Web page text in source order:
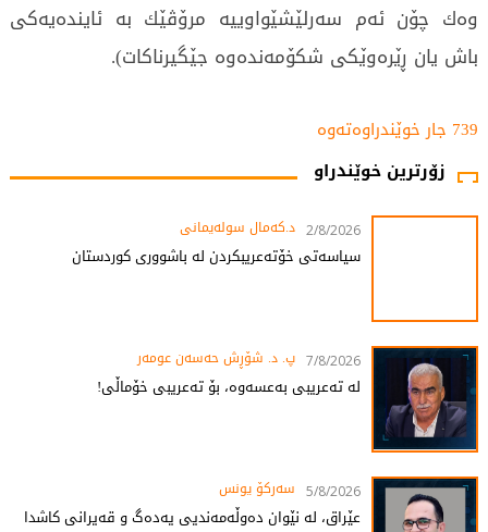
وه‌ك چۆن ئه‌م سه‌رلێشێواوییه‌ مرۆڤێك به‌ ئاینده‌یه‌كی‌
باش یان ڕێره‌وێكی‌ شكۆمه‌نده‌وه‌ جێگیرناكات).
739 جار خوێندراوەتەوە
زۆرترین خوێندراو
2/8/2026 د.کەمال سولەیمانی
سیاسەتی خۆتەعریبکردن لە باشووری کوردستان
7/8/2026 پ. د. شۆڕش حەسەن عومەر
لە تەعریبی بەعسەوە، بۆ تەعریبی خۆماڵی!
5/8/2026 سەرکۆ یونس
عێراق، لە نێوان دەوڵەمەندیی یەدەگ و قەیرانی کاشدا